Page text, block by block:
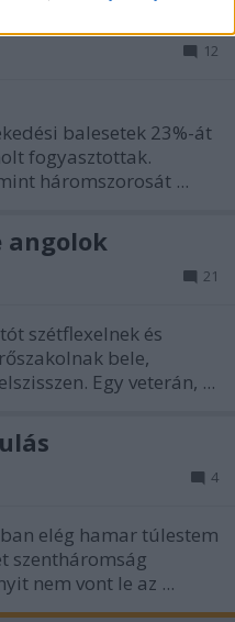
12
balesetek 23%-át
fogyasztottak.
háromszorosát ...
angolok
21
szétflexelnek és
bele,
Egy veterán, ...
4
elég hamar túlestem
szentháromság
nem vont le az ...